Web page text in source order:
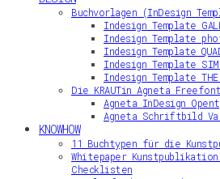
Buchvorlagen (InDesign
Indesign Template
Indesign Template
Indesign Template
Indesign Template
Indesign Template THE
Die KRAUTin Agneta
Agneta InDesign
Agneta Schriftbild
KNOWHOW
11 Buchtypen für die
Whitepaper
Checklisten